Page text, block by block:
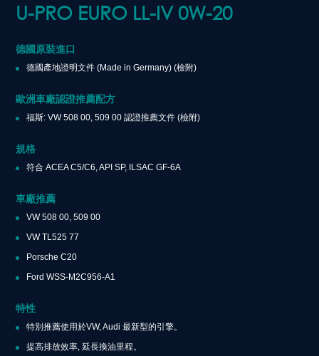
U-PRO EURO LL-IV 0W-20
德國原裝進口
德國產地證明文件 (Made in Germany) (檢附)
歐洲車廠認證推薦配方
福斯: VW 508 00, 509 00 認證推薦文件 (檢附)
規格
符合 ACEA C5/C6, API SP, ILSAC GF-6A
車廠推薦
VW 508 00, 509 00
VW TL525 77
Porsche C20
Ford WSS-M2C956-A1
特性
特別推薦使用於VW, Audi 最新型的引擎。
提高排放效率, 延長換油里程。